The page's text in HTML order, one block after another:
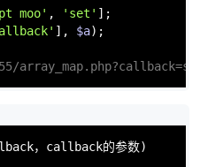
moo' , 'set'
], $a);
，callback的参数)